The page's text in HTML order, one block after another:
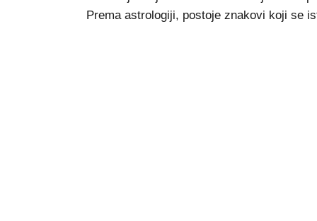
Prema astrologiji, postoje znakovi koji se